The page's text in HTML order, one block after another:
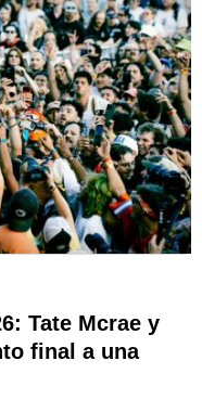
Tate Mcrae y
final a una